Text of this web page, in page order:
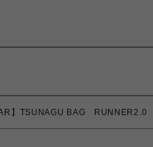
】TSUNAGU BAG